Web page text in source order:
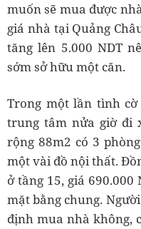
muốn sẽ mua được
giá nhà tại Quảng
tăng lên 5.000 NDT
sớm sở hữu một căn.
Trong một lần tình
trung tâm nửa giờ đi
rộng 88m2 có 3
một vài đồ nội thất.
ở tầng 15, giá
mặt bằng chung.
định mua nhà không,